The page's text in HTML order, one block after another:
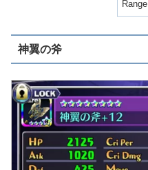
Range
神翼の斧